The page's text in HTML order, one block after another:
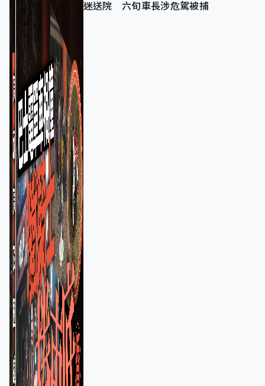
迷送院 六旬車長涉危駕被捕